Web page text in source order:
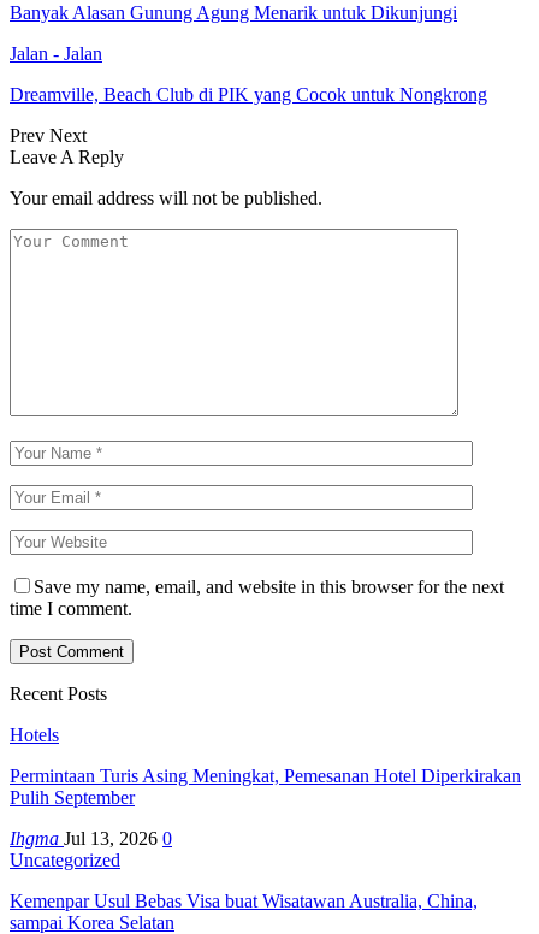
Banyak Alasan Gunung Agung Menarik untuk Dikunjungi
Jalan - Jalan
Dreamville, Beach Club di PIK yang Cocok untuk Nongkrong
Prev Next
Leave A Reply
Your email address will not be published.
Save my name, email, and website in this browser for the next
time I comment.
Recent Posts
Hotels
Permintaan Turis Asing Meningkat, Pemesanan Hotel Diperkirakan
Pulih September
Ihgma Jul 13, 2026 0
Uncategorized
Kemenpar Usul Bebas Visa buat Wisatawan Australia, China,
sampai Korea Selatan